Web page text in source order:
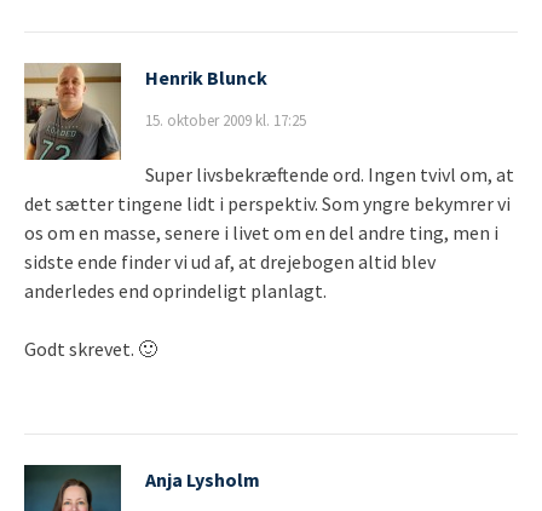
Henrik Blunck
15. oktober 2009 kl. 17:25
Super livsbekræftende ord. Ingen tvivl om, at
det sætter tingene lidt i perspektiv. Som yngre bekymrer vi
os om en masse, senere i livet om en del andre ting, men i
sidste ende finder vi ud af, at drejebogen altid blev
anderledes end oprindeligt planlagt.
Godt skrevet. 🙂
Anja Lysholm